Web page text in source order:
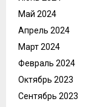
Май 2024
Апрель 2024
Март 2024
Февраль 2024
Октябрь 2023
Сентябрь 2023